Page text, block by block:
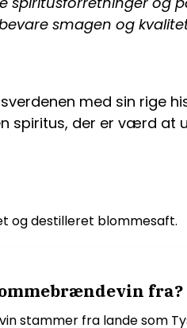
smagen og
med sin rige
spiritus, der er værd at
og destilleret blommesaft.
fra?
stammer fra lande som